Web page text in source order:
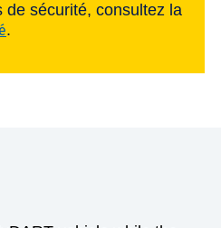
de sécurité, consultez la
.